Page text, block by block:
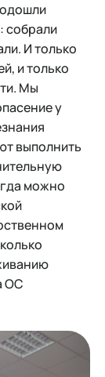
собрали
И только
и только
Мы
у
выполнить
можно
ОС